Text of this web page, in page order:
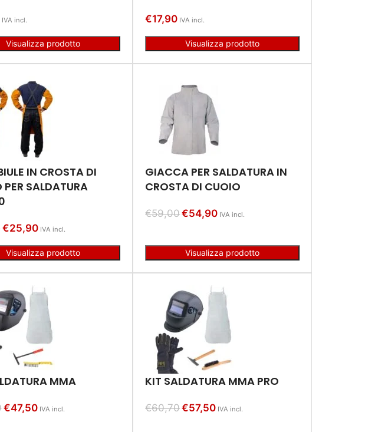
IVA incl.
Visualizza prodotto
€17,90 IVA incl.
Visualizza prodotto
IN CROSTA DI
SALDATURA
€25,90 IVA incl.
Visualizza prodotto
GIACCA PER SALDATURA IN
CROSTA DI CUOIO
€59,00€54,90 IVA incl.
Visualizza prodotto
MMA
€47,50 IVA incl.
KIT SALDATURA MMA PRO
€60,70€57,50 IVA incl.